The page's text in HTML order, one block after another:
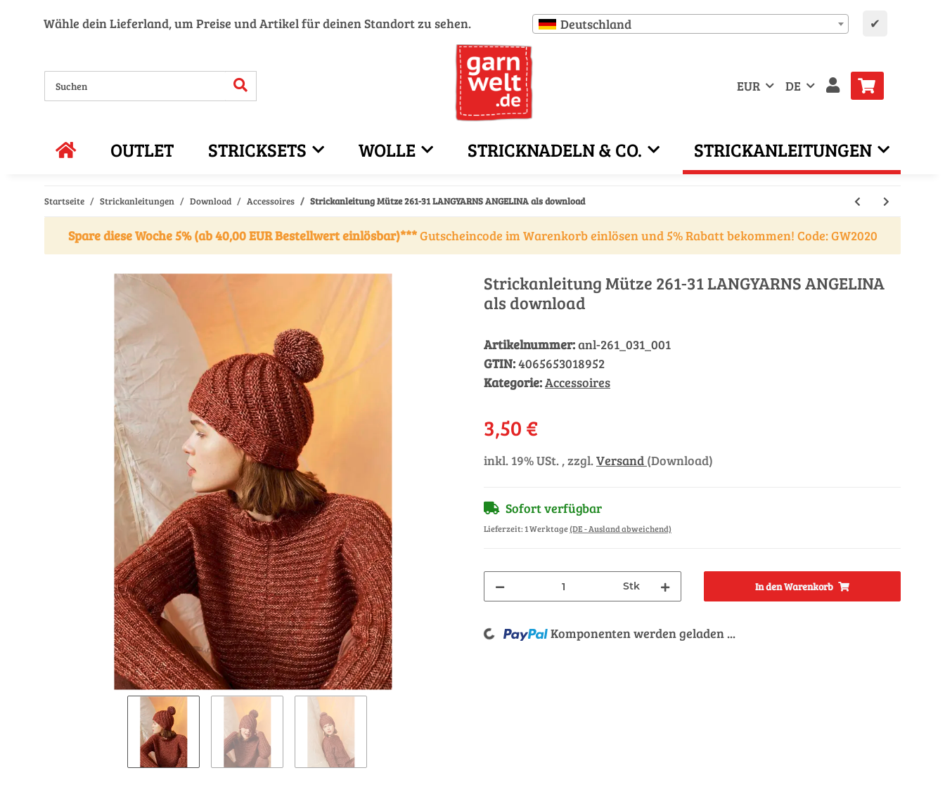
Wähle dein Lieferland, um Preise und Artikel für deinen Standort zu sehen. Deutschland ✔
EUR DE
OUTLET STRICKSETS WOLLE STRICKNADELN & CO. STRICKANLEITUNGEN
Startseite Strickanleitungen Download Accessoires Strickanleitung Mütze 261-31 LANGYARNS ANGELINA als download
Spare diese Woche 5% (ab 40,00 EUR Bestellwert einlösbar)***Gutscheincode im Warenkorb einlösen und 5% Rabatt bekommen! Code: GW2020
Strickanleitung Mütze 261-31 LANGYARNS ANGELINA
als download
Artikelnummer:anl-261_031_001
GTIN:4065653018952
Kategorie:Accessoires
3,50 €
inkl. 19% USt. , zzgl.Versand (Download)
Sofort verfügbar
Lieferzeit:1 Werktage(DE - Ausland abweichend)
Stk In den Warenkorb
Loading... Komponenten werden geladen ...